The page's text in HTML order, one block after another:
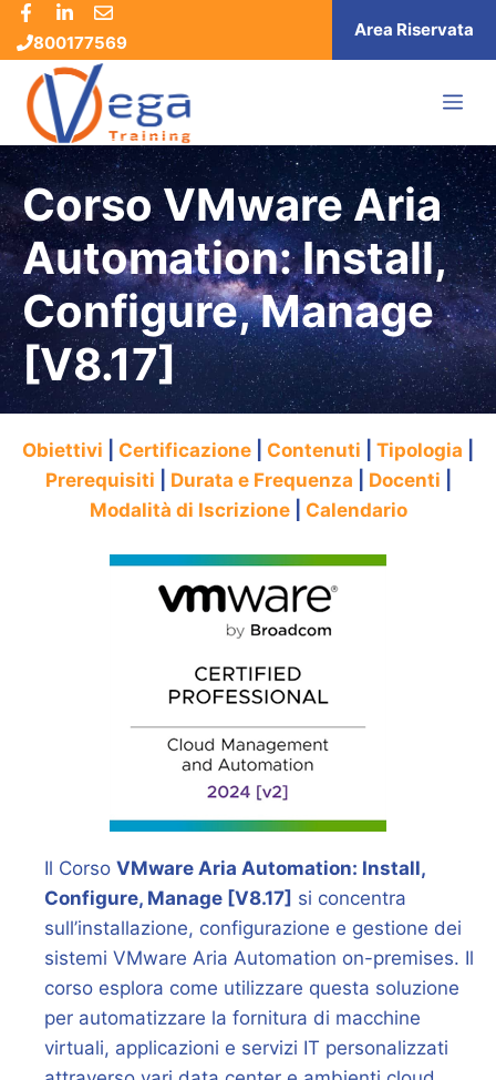
Vai
contenuto
800177569
Area Riservata
Corso VMware Aria
Automation: Install,
Configure, Manage
[V8.17]
Obiettivi Certificazione Contenuti Tipologia
Prerequisiti
Durata e Frequenza Docenti
Modalità di Iscrizione
Calendario
Il Corso VMware Aria Automation: Install,
Configure, Manage [V8.17] si concentra
sull’installazione, configurazione e gestione dei
sistemi VMware Aria Automation on-premises. Il
corso esplora come utilizzare questa soluzione
per automatizzare la fornitura di macchine
virtuali, applicazioni e servizi IT personalizzati